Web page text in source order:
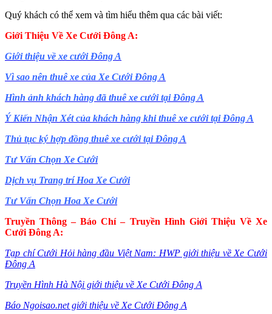
Quý khách có thể xem và tìm hiểu thêm qua các bài viết:
Giới Thiệu Về Xe Cưới Đông A:
Giới thiệu về xe cưới Đông A
Vì sao nên thuê xe của Xe Cưới Đông A
Hình ảnh khách hàng đã thuê xe cưới tại Đông A
Ý Kiến Nhận Xét của khách hàng khi thuê xe cưới tại Đông A
Thủ tục ký hợp đồng thuê xe cưới tại Đông A
Tư Vấn Chọn Xe Cưới
Dịch vụ Trang trí Hoa Xe Cưới
Tư Vấn Chọn Hoa Xe Cưới
Truyền Thông – Báo Chí – Truyền Hình Giới Thiệu Về Xe
Cưới Đông A:
Tạp chí Cưới Hỏi hàng đầu Việt Nam: HWP giới thiệu về Xe Cưới
Đông A
Truyền Hình Hà Nội giới thiệu về Xe Cưới Đông A
Báo Ngoisao.net giới thiệu về Xe Cưới Đông A